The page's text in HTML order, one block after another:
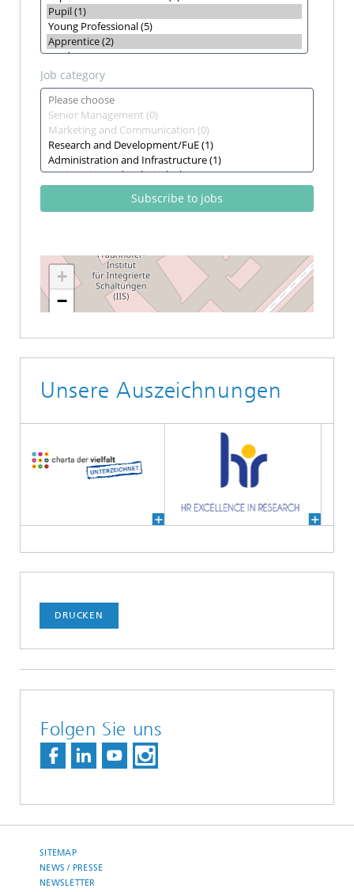
Unsere Auszeichnungen
DRUCKEN
Folgen Sie uns
SITEMAP
NEWS / PRESSE
NEWSLETTER